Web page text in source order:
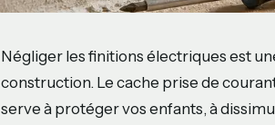
Négliger les finitions électriques est
construction. Le cache prise de
serve à protéger vos enfants, à